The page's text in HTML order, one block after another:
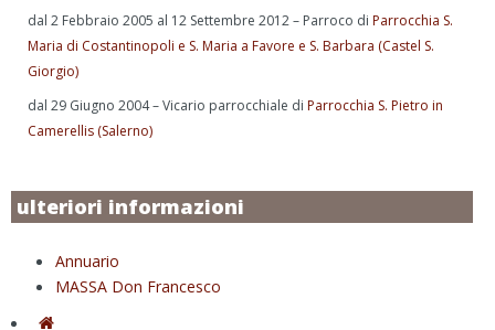
dal 2 Febbraio 2005 al 12 Settembre 2012 – Parroco di Parrocchia S.
Maria di Costantinopoli e S. Maria a Favore e S. Barbara (Castel S.
Giorgio)
dal 29 Giugno 2004 – Vicario parrocchiale di Parrocchia S. Pietro in
Camerellis (Salerno)
ulteriori informazioni
Annuario
MASSA Don Francesco